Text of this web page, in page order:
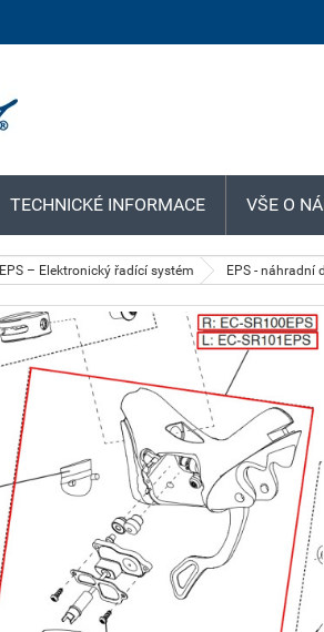
EPS – Elektronický řadící systém EPS - náhradní
TECHNICKÉ INFORMACE VŠE O